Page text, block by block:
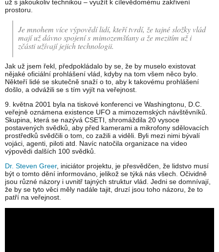
už s jakoukoliv technikou – využít k cílevědomému zakřivení
prostoru.
Je mnohem více výpovědí lidí, kteří tvrdí, že tajné složky vlád
mají už dávno spojení s mimozemšťany a že mezitím už i
zčásti užívají jejich technologii.
Jak už jsem řekl, předpokládalo by se, že by muselo existovat
nějaké oficiální prohlášení vlád, kdyby na tom všem něco bylo.
Někteří lidé se skutečně snaží o to, aby k takovému prohlášení
došlo, a odvážili se s tím vyjít na veřejnost.
9. května 2001 byla na tiskové konferenci ve Washingtonu, D.C.
veřejně oznámena existence UFO a mimozemských návštěvníků.
Skupina, která se nazývá CSETI, shromáždila 20 vysoce
postavených svědků, aby před kamerami a mikrofony sdělovacích
prostředků svědčili o tom, co zažili a viděli. Byli mezi nimi bývalí
vojáci, agenti, piloti atd. Navíc natočila organizace na video
výpovědi dalších 100 svědků.
Dr. Steven Greer, iniciátor projektu, je přesvědčen, že lidstvo musí
být o tomto dění informováno, jelikož se týká nás všech. Očividně
jsou různé názory i uvnitř tajných struktur vlád. Jedni se domnívají,
že by se tyto věci měly nadále tajit, druzí jsou toho názoru, že to
patří na veřejnost.